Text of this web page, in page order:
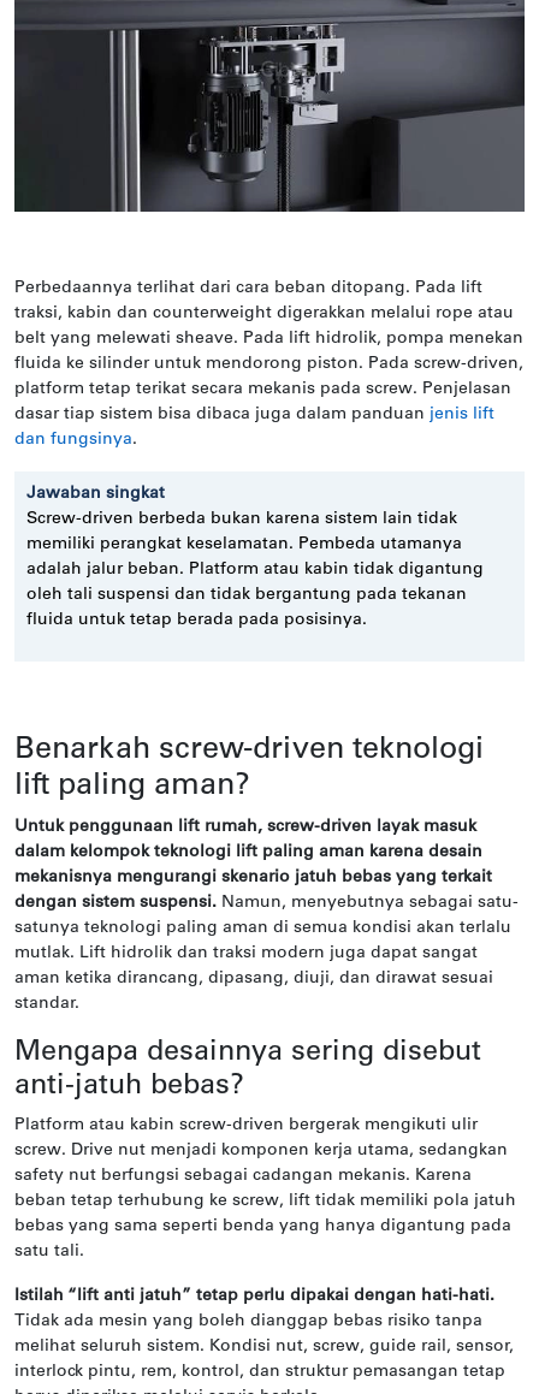
Perbedaannya terlihat dari cara beban ditopang. Pada lift
traksi, kabin dan counterweight digerakkan melalui rope atau
belt yang melewati sheave. Pada lift hidrolik, pompa menekan
fluida ke silinder untuk mendorong piston. Pada screw-driven,
platform tetap terikat secara mekanis pada screw. Penjelasan
dasar tiap sistem bisa dibaca juga dalam panduan jenis lift
dan fungsinya.
Jawaban singkat
Screw-driven berbeda bukan karena sistem lain tidak
memiliki perangkat keselamatan. Pembeda utamanya
adalah jalur beban. Platform atau kabin tidak digantung
oleh tali suspensi dan tidak bergantung pada tekanan
fluida untuk tetap berada pada posisinya.
Benarkah screw-driven teknologi
lift paling aman?
Untuk penggunaan lift rumah, screw-driven layak masuk
dalam kelompok teknologi lift paling aman karena desain
mekanisnya mengurangi skenario jatuh bebas yang terkait
dengan sistem suspensi. Namun, menyebutnya sebagai satu-
satunya teknologi paling aman di semua kondisi akan terlalu
mutlak. Lift hidrolik dan traksi modern juga dapat sangat
aman ketika dirancang, dipasang, diuji, dan dirawat sesuai
standar.
Mengapa desainnya sering disebut
anti-jatuh bebas?
Platform atau kabin screw-driven bergerak mengikuti ulir
screw. Drive nut menjadi komponen kerja utama, sedangkan
safety nut berfungsi sebagai cadangan mekanis. Karena
beban tetap terhubung ke screw, lift tidak memiliki pola jatuh
bebas yang sama seperti benda yang hanya digantung pada
satu tali.
Istilah “lift anti jatuh” tetap perlu dipakai dengan hati-hati.
Tidak ada mesin yang boleh dianggap bebas risiko tanpa
melihat seluruh sistem. Kondisi nut, screw, guide rail, sensor,
interlock pintu, rem, kontrol, dan struktur pemasangan tetap